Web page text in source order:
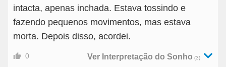
intacta, apenas inchada. Estava tossindo e
fazendo pequenos movimentos, mas estava
morta. Depois disso, acordei.
0 Ver Interpretação do Sonho (3)